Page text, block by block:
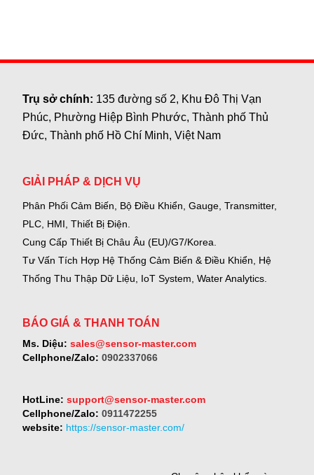
Trụ sở chính: 135 đường số 2, Khu Đô Thị Vạn
Phúc, Phường Hiệp Bình Phước, Thành phố Thủ
Đức, Thành phố Hồ Chí Minh, Việt Nam
GIẢI PHÁP & DỊCH VỤ
Phân Phối Cảm Biến, Bộ Điều Khiển, Gauge, Transmitter,
PLC, HMI, Thiết Bị Điện.
Cung Cấp Thiết Bị Châu Âu (EU)/G7/Korea.
Tư Vấn Tích Hợp Hệ Thống Cảm Biến & Điều Khiển, Hệ
Thống Thu Thập Dữ Liệu, IoT System, Water Analytics.
BÁO GIÁ & THANH TOÁN
Ms. Diệu: sales@sensor-master.com
Cellphone/Zalo: 0902337066
HotLine: support@sensor-master.com
Cellphone/Zalo: 0911472255
website: https://sensor-master.com/